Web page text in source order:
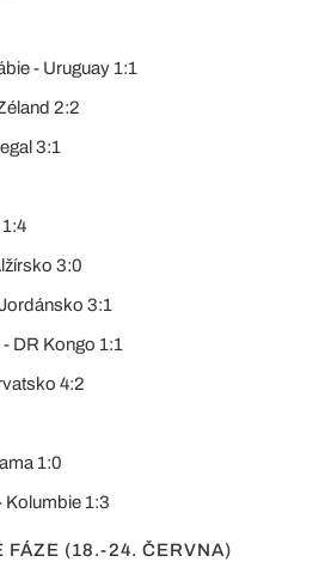
- Uruguay 1:1
2:2
3:1
3:0
3:1
DR Kongo 1:1
4:2
1:0
Kolumbie 1:3
FÁZE (18.-24. ČERVNA)